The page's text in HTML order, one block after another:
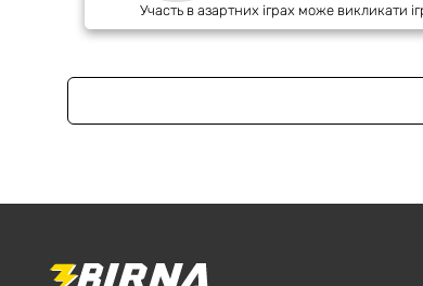
Участь в азартних іграх може викликати